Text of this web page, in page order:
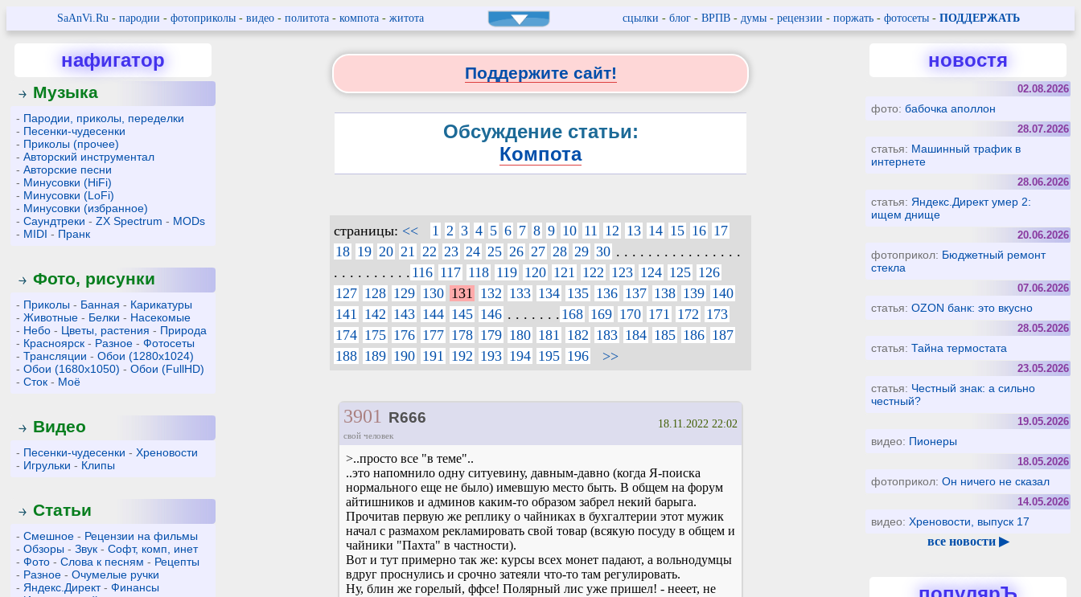
SaAnVi.Ru- пародии - фотоприколы- видео- политота- компота- житота сцылки - блог- ВРПВ- думы- рецензии - поржать- фотосеты - ПОДДЕРЖАТЬ
нафигатор
Музыка
- Пародии, приколы, переделки
- Песенки-чудесенки
- Приколы (прочее)
-Авторский инструментал
-Авторские песни
- Минусовки (HiFi)
- Минусовки (LoFi)
- Минусовки (избранное)
-Саундтреки -ZX Spectrum - MODs
- MIDI - Пранк
Фото, рисунки
- Приколы - Банная - Карикатуры
-Животные - Белки - Насекомые
- Небо - Цветы, растения - Природа
- Красноярск - Разное -Фотосеты
-Трансляции -Обои (1280x1024)
-Обои (1680x1050) -Обои (FullHD)
-Сток - Моё
Видео
- Песенки-чудесенки -Хреновости
- Игрульки - Клипы
Статьи
-Смешное - Рецензии на фильмы
-Обзоры -Звук -Софт, комп, инет
-Фото -Слова к песням - Рецепты
- Разное -Очумелые ручки
- Яндекс.Директ-Финансы
Поддержите сайт!
Обсуждение статьи:
Компота
страницы: << 1 2 3 4 5 6 7 8 9 10 11 12 13 14 15 16 17
18 19 20 21 22 23 24 25 26 27 28 29 30 . . . . . . . . . . . . . . . .
. . . . . . . . . . 116 117 118 119 120 121 122 123 124 125 126
127 128 129 130 131 132 133 134 135 136 137 138 139 140
141
142 143 144 145 146 . . . . . . . 168 169 170 171 172 173
174 175 176 177 178 179 180 181 182 183 184 185 186 187
188 189 190 191 192 193 194 195 196 >>
3901 R666
свой человек
18.11.2022 22:02
>..просто все "в теме"..
..это напомнило одну ситуевину, давным-давно (когда Я-поиска
нормального еще не было) имевшую место быть. В общем на форум
айтишников и админов каким-то образом забрел некий барыга.
Прочитав первую же реплику о чайниках в бухгалтерии этот мужик
начал с размахом рекламировать свой товар (всякую посуду в общем и
чайники "Пахта" в частности).
Вот и тут примерно так же: курсы всех монет падают, а вольнодумцы
вдруг проснулись и срочно затеяли что-то там регулировать.
Ну, блин же горелый, ффсе! Полярный лис уже пришел! - нееет, не
новостя
02.08.2026
фото:бабочка аполлон
28.07.2026
статья: Машинный трафик в
интернете
28.06.2026
статья: Яндекс.Директ умер 2:
ищем днище
20.06.2026
фотоприкол: Бюджетный ремонт
стекла
07.06.2026
статья:OZON банк: это вкусно
28.05.2026
статья:Тайна термостата
23.05.2026
статья: Честный знак: а сильно
честный?
19.05.2026
видео: Пионеры
18.05.2026
фотоприкол:Он ничего не сказал
14.05.2026
видео:Хреновости, выпуск 17
все новости ▶